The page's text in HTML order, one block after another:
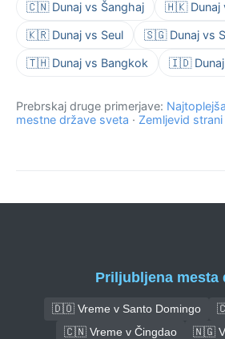
🇨🇳 Dunaj vs Šanghaj 🇭🇰 Dunaj
🇰🇷 Dunaj vs Seul 🇸🇬 Dunaj vs
🇹🇭 Dunaj vs Bangkok 🇮🇩 Dunaj
Prebrskaj druge primerjave:
mestne države sveta · Zemljevid strani
Priljubljena mesta
🇩🇴 Vreme v Santo Domingo
🇨🇳 Vreme v Čingdao
🇳🇬